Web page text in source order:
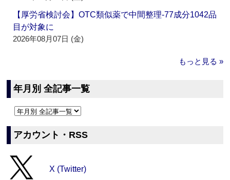
【厚労省検討会】OTC類似薬で中間整理‐77成分1042品
目が対象に
2026年08月07日 (金)
もっと見る »
年月別 全記事一覧
アカウント・RSS
X (Twitter)